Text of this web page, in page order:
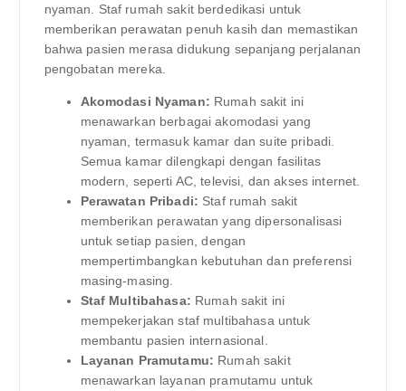
nyaman. Staf rumah sakit berdedikasi untuk
memberikan perawatan penuh kasih dan memastikan
bahwa pasien merasa didukung sepanjang perjalanan
pengobatan mereka.
Akomodasi Nyaman: Rumah sakit ini
menawarkan berbagai akomodasi yang
nyaman, termasuk kamar dan suite pribadi.
Semua kamar dilengkapi dengan fasilitas
modern, seperti AC, televisi, dan akses internet.
Perawatan Pribadi: Staf rumah sakit
memberikan perawatan yang dipersonalisasi
untuk setiap pasien, dengan
mempertimbangkan kebutuhan dan preferensi
masing-masing.
Staf Multibahasa: Rumah sakit ini
mempekerjakan staf multibahasa untuk
membantu pasien internasional.
Layanan Pramutamu: Rumah sakit
menawarkan layanan pramutamu untuk